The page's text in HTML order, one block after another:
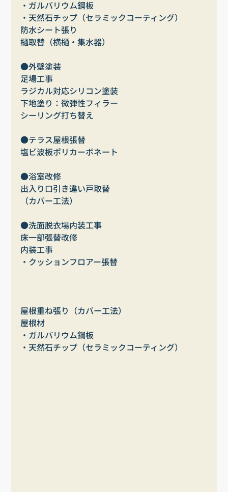
・ガルバリウム鋼板
・天然石チップ（セラミックコーティング）
防水シート張り
樋取替（横樋・集水器）
●外壁塗装
足場工事
ラジカル対応シリコン塗装
下地塗り：微弾性フィラー
シーリング打ち替え
●テラス屋根張替
塩ビ波板ポリカーボネート
●浴室改修
出入り口引き違い戸取替
（カバー工法）
●洗面脱衣場内装工事
床一部張替改修
内装工事
・クッションフロアー張替
屋根重ね張り（カバー工法）
屋根材
・ガルバリウム鋼板
・天然石チップ（セラミックコーティング）